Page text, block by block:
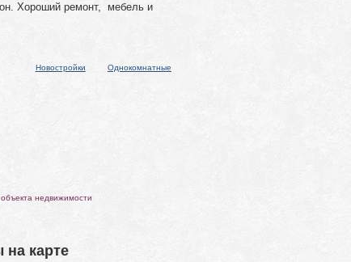
Хороший ремонт, мебель и
Новостройки Однокомнатные
недвижимости
карте